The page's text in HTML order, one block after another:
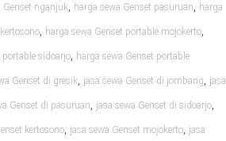
Genset nganjuk, harga sewa Genset pasuruan, harga
, harga sewa Genset portable mojokerto,
portable sidoarjo, harga sewa Genset portable
Genset di gresik, jasa sewa Genset di jombang, jasa
Genset di pasuruan, jasa sewa Genset di sidoarjo,
kertosono, jasa sewa Genset mojokerto, jasa